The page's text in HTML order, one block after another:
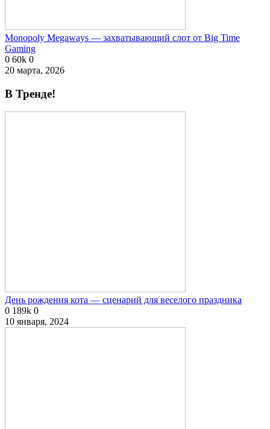
Monopoly Megaways — захватывающий слот от Big Time
Gaming
0 60k 0
20 марта, 2026
В Тренде!
День рождения кота — сценарий для веселого праздника
0 189k 0
10 января, 2024